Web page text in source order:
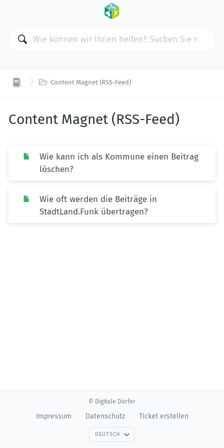
 Content Magnet (RSS-Feed)
Content Magnet (RSS-Feed)
Wie kann ich als Kommune einen Beitrag
löschen?
Wie oft werden die Beiträge in
StadtLand.Funk übertragen?
© Digitale Dörfer
Impressum Datenschutz Ticket erstellen
DEUTSCH